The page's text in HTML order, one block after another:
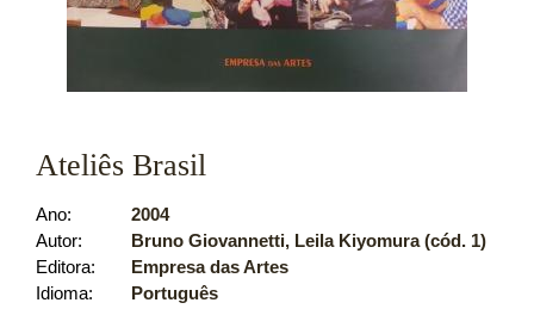
Ateliês Brasil
Ano
2004
Autor
Bruno Giovannetti, Leila Kiyomura (cód. 1)
Editora
Empresa das Artes
Idioma
Português